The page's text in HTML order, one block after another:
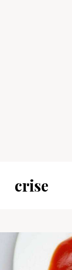
crise